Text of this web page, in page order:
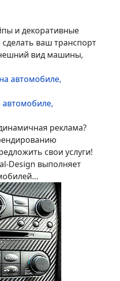
и декоративные
ваш транспорт
вид машины,
реклама?
свои услуги!
Design выполняет